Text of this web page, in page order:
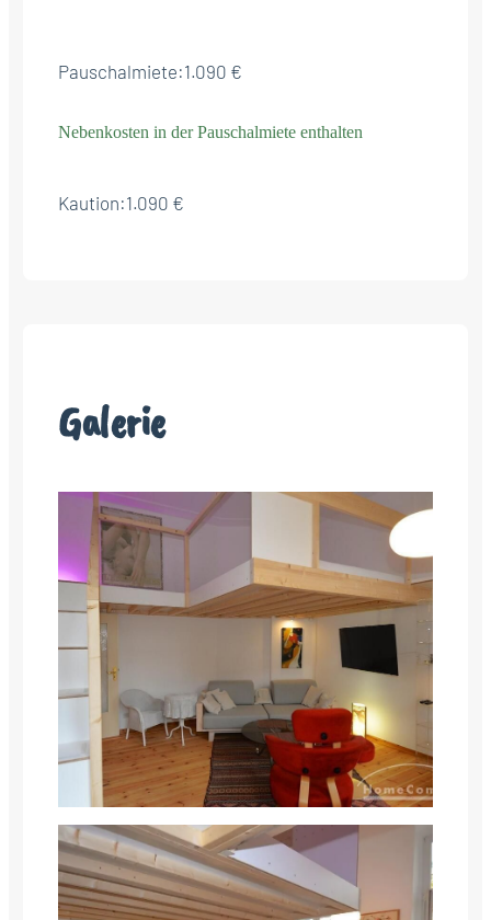
Pauschalmiete:1.090 €
Nebenkosten in der Pauschalmiete enthalten
Kaution:1.090 €
Galerie